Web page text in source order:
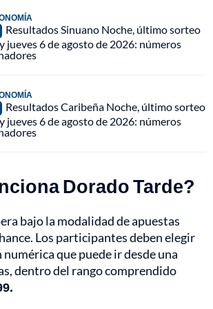
Resultados Sinuano Noche, último sorteo
jueves 6 de agosto de 2026: números
Resultados Caribeña Noche, último sorteo
jueves 6 de agosto de 2026: números
Dorado Tarde?
bajo la modalidad de apuestas
Los participantes deben elegir
que puede ir desde una
dentro del rango comprendido